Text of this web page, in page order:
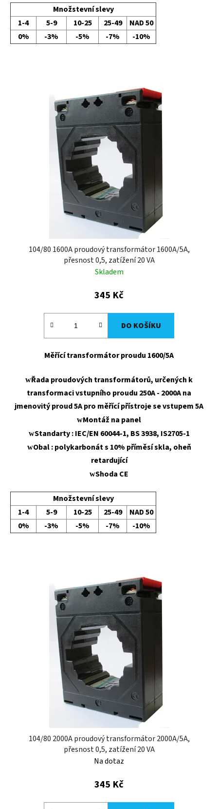
Množstevní slevy
1-4
5-9 10-25 25-49
NAD 50
0%
-3% -5% -7% -10%
104/80 1600A proudový transformátor 1600A/5A,
přesnost 0,5, zatížení 20 VA
Skladem
345 Kč
DO KOŠÍKU
Měřící transformátor proudu 1600/5A
wŘada proudových transformátorů, určených k
transformaci vstupního proudu 250A - 2000A na
jmenovitý proud 5A pro měřící přístroje se vstupem 5A
wMontáž na panel
wStandarty : IEC/EN 60044-1, BS 3938, IS2705-1
wObal : polykarbonát s 10% příměsí skla, oheň
retardující
wShoda CE
Množstevní slevy
1-4
5-9 10-25 25-49
NAD 50
0%
-3% -5% -7% -10%
104/80 2000A proudový transformátor 2000A/5A,
přesnost 0,5, zatížení 20 VA
Na dotaz
345 Kč